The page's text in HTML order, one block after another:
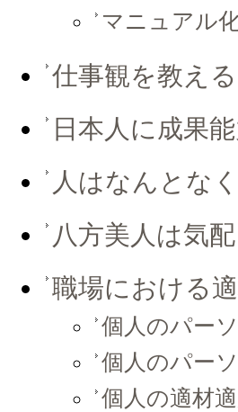
マニュアル
仕事観を教える
日本人に成果
人はなんとな
八方美人は気
職場における
個人のパー
個人のパー
個人の適材